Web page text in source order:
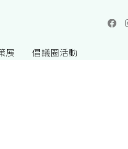
展 倡議圈活動